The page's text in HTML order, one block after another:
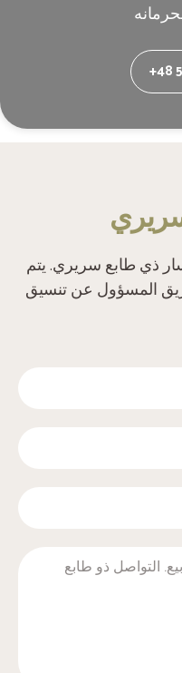
+48
ذي طابع سريري. يتم
المسؤول عن تنسيق